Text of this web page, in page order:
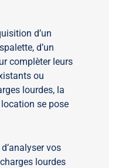
d’un
d’un
complèter leurs
ou
lourdes, la
se pose
vos
lourdes